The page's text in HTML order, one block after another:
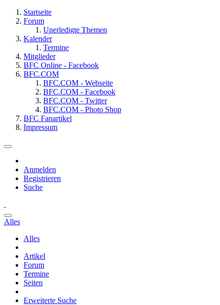
Startseite
Forum
Unerledigte Themen
Kalender
Termine
Mitglieder
BFC Online - Facebook
BFC.COM
BFC.COM - Webseite
BFC.COM - Facebook
BFC.COM - Twitter
BFC.COM - Photo Shop
BFC Fanartikel
Impressum
Anmelden
Registrieren
Suche
Alles
Alles
Artikel
Forum
Termine
Seiten
Erweiterte Suche